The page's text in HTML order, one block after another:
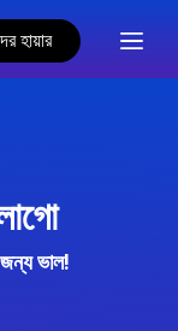
হায়ার
ভাল!